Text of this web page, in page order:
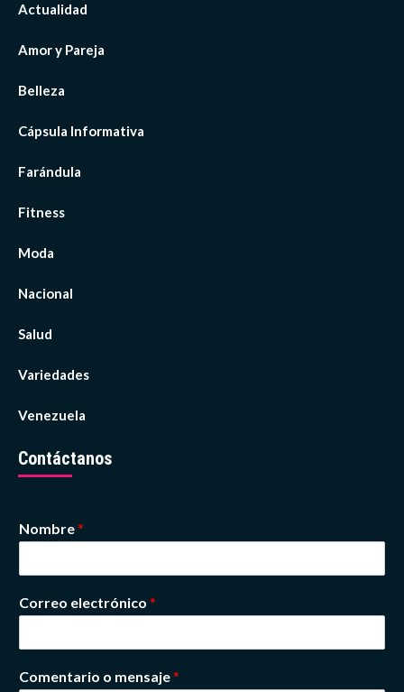
Actualidad
Amor y Pareja
Belleza
Cápsula Informativa
Farándula
Fitness
Moda
Nacional
Salud
Variedades
Venezuela
Contáctanos
Nombre*
Correo electrónico *
Comentario o mensaje*